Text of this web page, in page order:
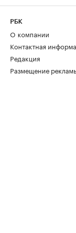
РБК
О компании
Контактная
Редакция
Размещение